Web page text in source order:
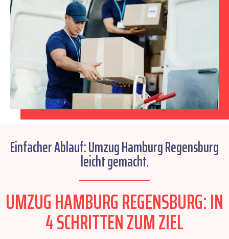
Einfacher Ablauf: Umzug Hamburg Regensburg
leicht gemacht.
UMZUG HAMBURG REGENSBURG: IN
4 SCHRITTEN ZUM ZIEL